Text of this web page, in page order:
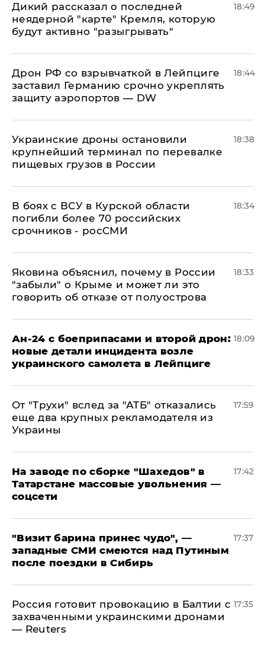
Дикий рассказал о последней
неядерной "карте" Кремля, которую
будут активно "разыгрывать"
18:49
​Дрон РФ со взрывчаткой в Лейпциге
заставил Германию срочно укреплять
защиту аэропортов — DW
18:44
Украинские дроны остановили
крупнейший терминал по перевалке
пищевых грузов в России
18:38
В боях с ВСУ в Курской области
погибли более 70 российских
срочников - росСМИ
18:34
Яковина объяснил, почему в России
"забыли" о Крыме и может ли это
говорить об отказе от полуострова
18:33
Ан-24 с боеприпасами и второй дрон:
новые детали инцидента возле
украинского самолета в Лейпциге
18:09
От "Трухи" вслед за "АТБ" отказались
еще два крупных рекламодателя из
Украины
17:59
На заводе по сборке "Шахедов" в
Татарстане массовые увольнения —
соцсети
17:42
"Визит барина принес чудо", —
западные СМИ смеются над Путиным
после поездки в Сибирь
17:37
​Россия готовит провокацию в Балтии с
захваченными украинскими дронами
— Reuters
17:35